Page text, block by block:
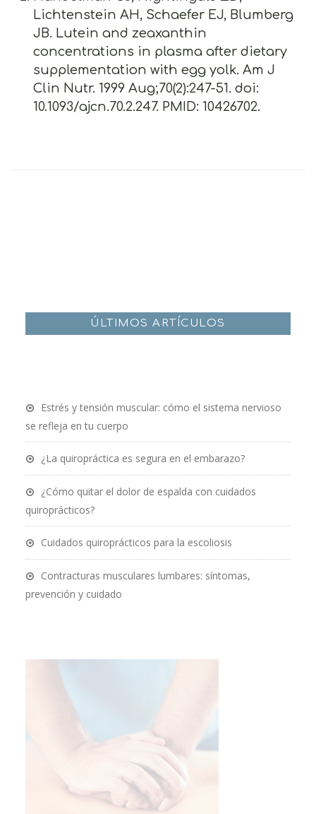
Lichtenstein AH, Schaefer EJ, Blumberg
JB. Lutein and zeaxanthin
concentrations in plasma after dietary
supplementation with egg yolk. Am J
Clin Nutr. 1999 Aug;70(2):247-51. doi:
10.1093/ajcn.70.2.247. PMID: 10426702.
ÚLTIMOS ARTÍCULOS
Estrés y tensión muscular: cómo el sistema nervioso
se refleja en tu cuerpo
¿La quiropráctica es segura en el embarazo?
¿Cómo quitar el dolor de espalda con cuidados
quiroprácticos?
Cuidados quiroprácticos para la escoliosis
Contracturas musculares lumbares: síntomas,
prevención y cuidado